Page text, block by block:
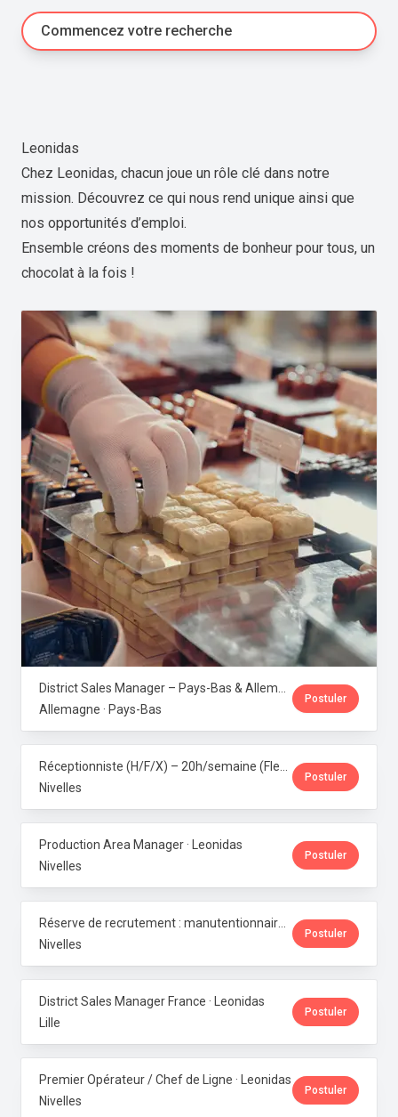
Commencez votre recherche
Leonidas
Chez Leonidas, chacun joue un rôle clé dans notre
mission. Découvrez ce qui nous rend unique ainsi que
nos opportunités d’emploi.
Ensemble créons des moments de bonheur pour tous, un
chocolat à la fois !
Allemagne · Pays-Bas
Postuler
Nivelles
Postuler
Production Area Manager · Leonidas
Nivelles
Postuler
Nivelles
Postuler
District Sales Manager France · Leonidas
Lille
Postuler
Premier Opérateur / Chef de Ligne · Leonidas
Nivelles
Postuler